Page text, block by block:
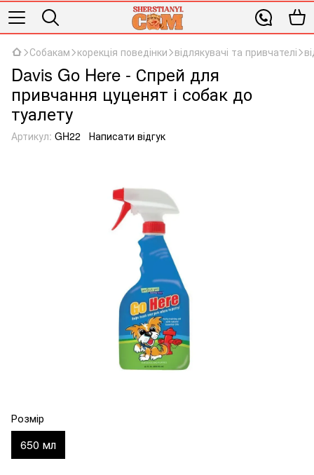
Собакам корекція поведінки відлякувачі та привчателі
Davis Go Here - Спрей для
привчання цуценят і собак до
туалету
Артикул: GH22 Написати відгук
Розмір
650 мл